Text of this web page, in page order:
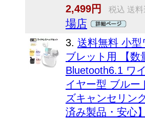
2,499円
税込 送
場店
3. 送料無料 小型
ブレット用 【
Bluetooth6.1 ワ
イヤー型 ブルー
ズキャンセリン
済み製品・安心】